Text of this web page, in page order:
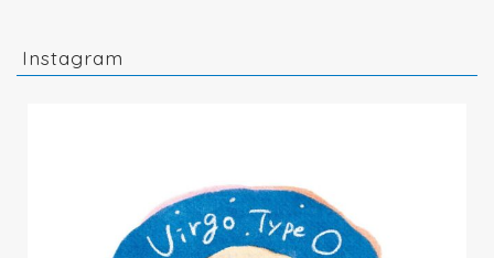
Instagram